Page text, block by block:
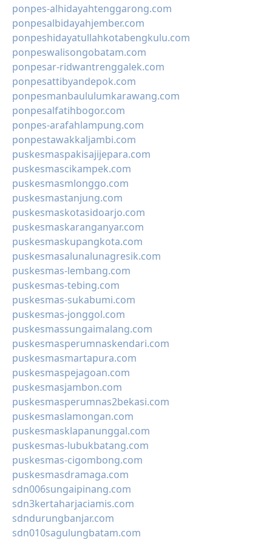
ponpes-alhidayahtenggarong.com
ponpesalbidayahjember.com
ponpeshidayatullahkotabengkulu.com
ponpeswalisongobatam.com
ponpesar-ridwantrenggalek.com
ponpesattibyandepok.com
ponpesmanbaululumkarawang.com
ponpesalfatihbogor.com
ponpes-arafahlampung.com
ponpestawakkaljambi.com
puskesmaspakisajijepara.com
puskesmascikampek.com
puskesmasmlonggo.com
puskesmastanjung.com
puskesmaskotasidoarjo.com
puskesmaskaranganyar.com
puskesmaskupangkota.com
puskesmasalunalunagresik.com
puskesmas-lembang.com
puskesmas-tebing.com
puskesmas-sukabumi.com
puskesmas-jonggol.com
puskesmassungaimalang.com
puskesmasperumnaskendari.com
puskesmasmartapura.com
puskesmaspejagoan.com
puskesmasjambon.com
puskesmasperumnas2bekasi.com
puskesmaslamongan.com
puskesmasklapanunggal.com
puskesmas-lubukbatang.com
puskesmas-cigombong.com
puskesmasdramaga.com
sdn006sungaipinang.com
sdn3kertaharjaciamis.com
sdndurungbanjar.com
sdn010sagulungbatam.com